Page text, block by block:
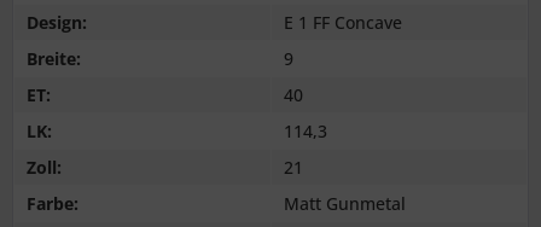
Design:
E 1 FF Concave
Breite:
9
ET:
40
LK:
114,3
Zoll:
21
Farbe:
Matt Gunmetal